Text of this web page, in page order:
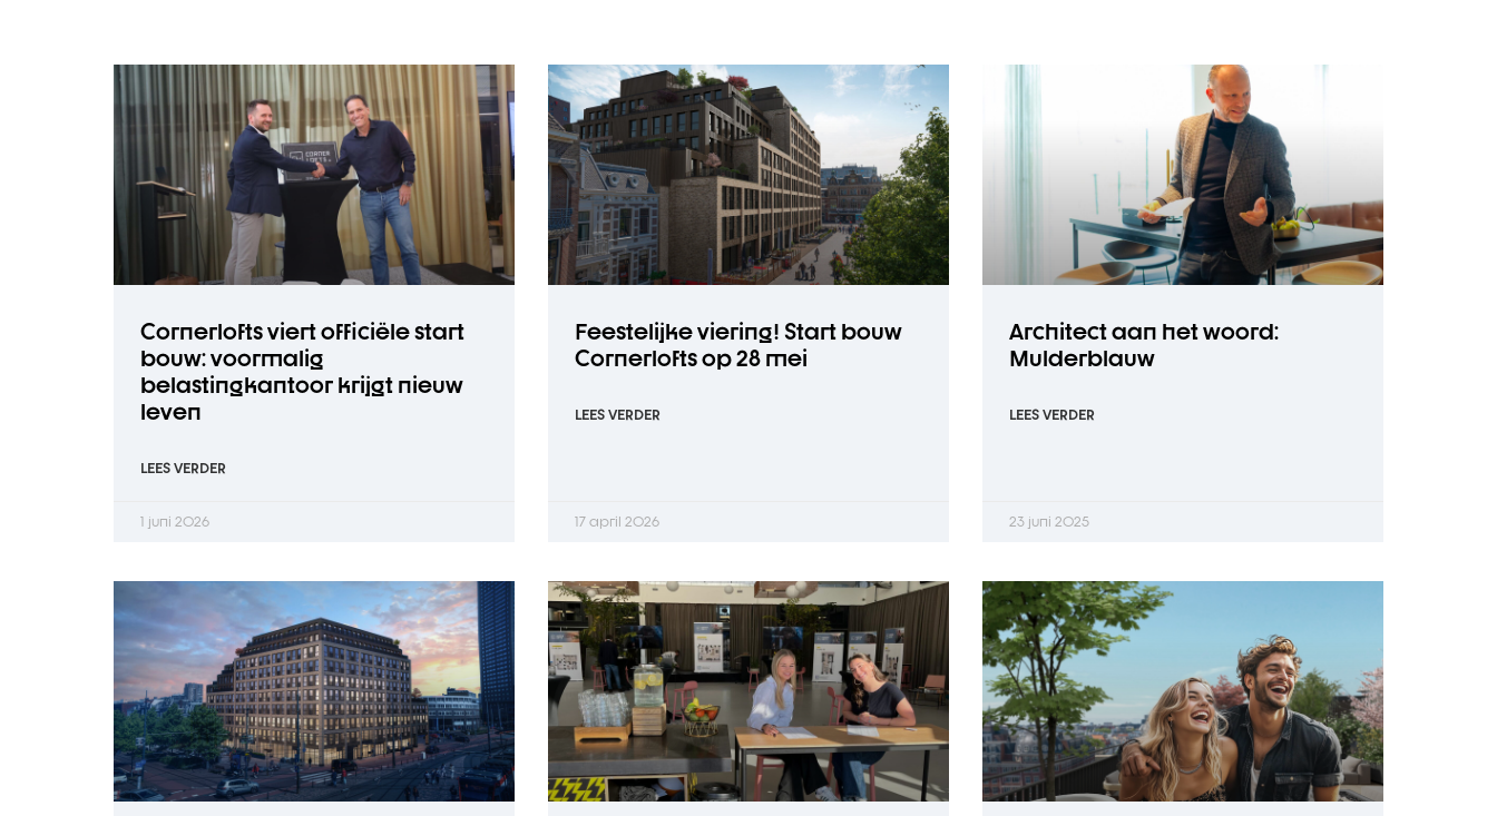
Cornerlofts viert officiële start
bouw: voormalig
belastingkantoor krijgt nieuw
leven
LEES VERDER
1 juni 2026
Feestelijke viering! Start bouw
Cornerlofts op 28 mei
LEES VERDER
17 april 2026
Architect aan het woord:
Mulderblauw
LEES VERDER
23 juni 2025